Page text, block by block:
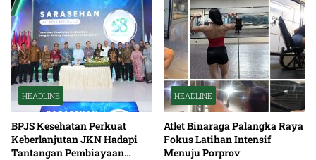
HEADLINE
BPJS Kesehatan Perkuat
Keberlanjutan JKN Hadapi
Tantangan Pembiayaan
HEADLINE
Atlet Binaraga Palangka Raya
Fokus Latihan Intensif
Menuju Porprov